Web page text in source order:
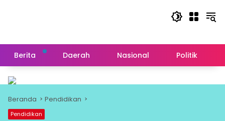
Berita Daerah Nasional Politik
Beranda Pendidikan
Pendidikan